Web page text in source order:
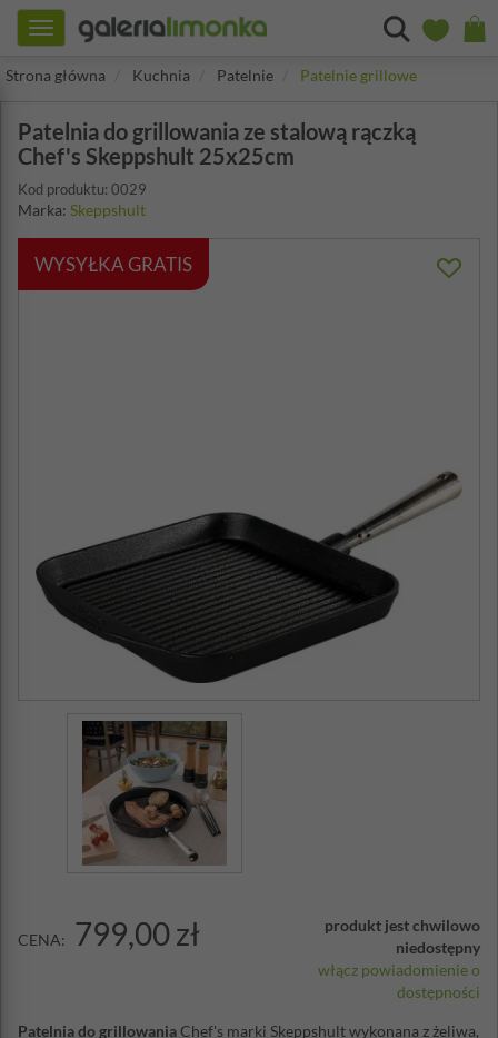
Toggle
navigation
Strona główna
Kuchnia Patelnie Patelnie grillowe
Patelnia do grillowania ze stalową rączką
Chef's Skeppshult 25x25cm
Kod produktu: 0029
Marka: Skeppshult
WYSYŁKA GRATIS
CENA: 799,00 zł
produkt jest chwilowo
niedostępny
włącz powiadomienie o
dostępności
Patelnia do grillowaniaChef's marki Skeppshult wykonana z żeliwa,